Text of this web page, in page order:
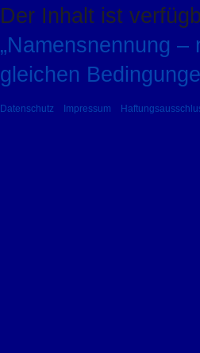
Der Inhalt ist
„Namensnennung
gleichen
Datenschutz Impressum